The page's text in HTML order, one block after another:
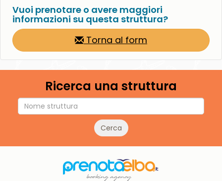
Vuoi prenotare o avere maggiori
informazioni su questa struttura?
Torna al form
Ricerca una struttura
Cerca